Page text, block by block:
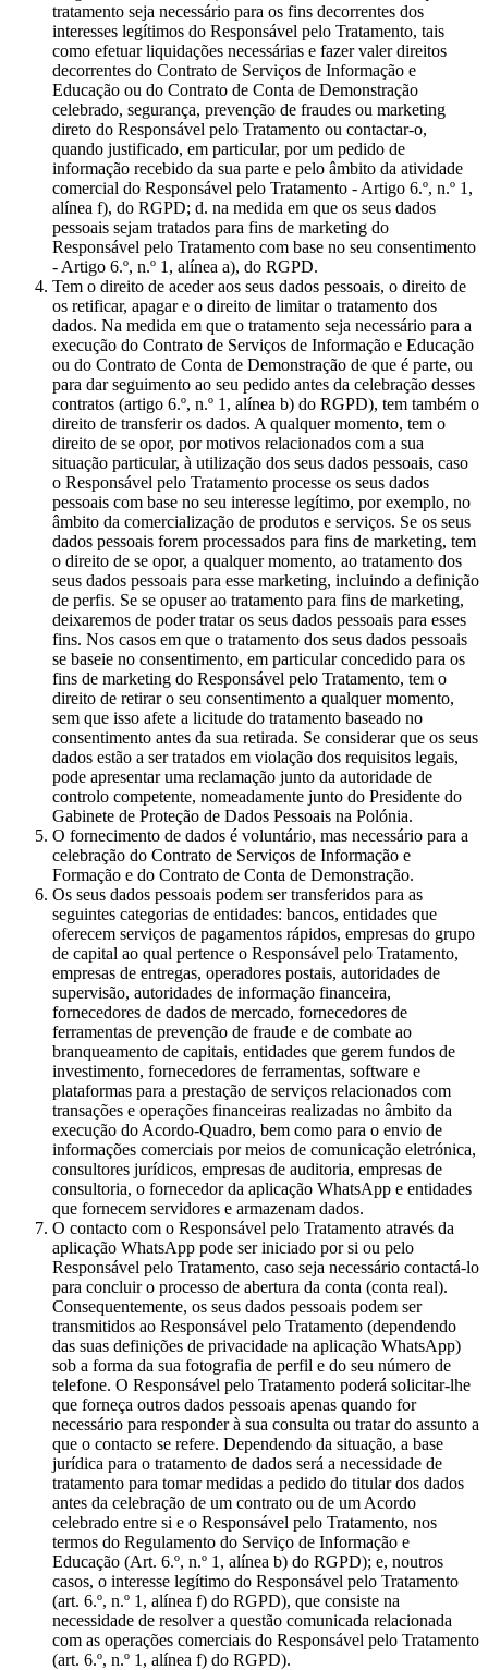
tratamento seja necessário para os fins decorrentes dos
interesses legítimos do Responsável pelo Tratamento, tais
como efetuar liquidações necessárias e fazer valer direitos
decorrentes do Contrato de Serviços de Informação e
Educação ou do Contrato de Conta de Demonstração
celebrado, segurança, prevenção de fraudes ou marketing
direto do Responsável pelo Tratamento ou contactar-o,
quando justificado, em particular, por um pedido de
informação recebido da sua parte e pelo âmbito da atividade
comercial do Responsável pelo Tratamento - Artigo 6.º, n.º 1,
alínea f), do RGPD; d. na medida em que os seus dados
pessoais sejam tratados para fins de marketing do
Responsável pelo Tratamento com base no seu consentimento
- Artigo 6.º, n.º 1, alínea a), do RGPD.
Tem o direito de aceder aos seus dados pessoais, o direito de
os retificar, apagar e o direito de limitar o tratamento dos
dados. Na medida em que o tratamento seja necessário para a
execução do Contrato de Serviços de Informação e Educação
ou do Contrato de Conta de Demonstração de que é parte, ou
para dar seguimento ao seu pedido antes da celebração desses
contratos (artigo 6.º, n.º 1, alínea b) do RGPD), tem também o
direito de transferir os dados. A qualquer momento, tem o
direito de se opor, por motivos relacionados com a sua
situação particular, à utilização dos seus dados pessoais, caso
o Responsável pelo Tratamento processe os seus dados
pessoais com base no seu interesse legítimo, por exemplo, no
âmbito da comercialização de produtos e serviços. Se os seus
dados pessoais forem processados para fins de marketing, tem
o direito de se opor, a qualquer momento, ao tratamento dos
seus dados pessoais para esse marketing, incluindo a definição
de perfis. Se se opuser ao tratamento para fins de marketing,
deixaremos de poder tratar os seus dados pessoais para esses
fins. Nos casos em que o tratamento dos seus dados pessoais
se baseie no consentimento, em particular concedido para os
fins de marketing do Responsável pelo Tratamento, tem o
direito de retirar o seu consentimento a qualquer momento,
sem que isso afete a licitude do tratamento baseado no
consentimento antes da sua retirada. Se considerar que os seus
dados estão a ser tratados em violação dos requisitos legais,
pode apresentar uma reclamação junto da autoridade de
controlo competente, nomeadamente junto do Presidente do
Gabinete de Proteção de Dados Pessoais na Polónia.
O fornecimento de dados é voluntário, mas necessário para a
celebração do Contrato de Serviços de Informação e
Formação e do Contrato de Conta de Demonstração.
Os seus dados pessoais podem ser transferidos para as
seguintes categorias de entidades: bancos, entidades que
oferecem serviços de pagamentos rápidos, empresas do grupo
de capital ao qual pertence o Responsável pelo Tratamento,
empresas de entregas, operadores postais, autoridades de
supervisão, autoridades de informação financeira,
fornecedores de dados de mercado, fornecedores de
ferramentas de prevenção de fraude e de combate ao
branqueamento de capitais, entidades que gerem fundos de
investimento, fornecedores de ferramentas, software e
plataformas para a prestação de serviços relacionados com
transações e operações financeiras realizadas no âmbito da
execução do Acordo-Quadro, bem como para o envio de
informações comerciais por meios de comunicação eletrónica,
consultores jurídicos, empresas de auditoria, empresas de
consultoria, o fornecedor da aplicação WhatsApp e entidades
que fornecem servidores e armazenam dados.
O contacto com o Responsável pelo Tratamento através da
aplicação WhatsApp pode ser iniciado por si ou pelo
Responsável pelo Tratamento, caso seja necessário contactá-lo
para concluir o processo de abertura da conta (conta real).
Consequentemente, os seus dados pessoais podem ser
transmitidos ao Responsável pelo Tratamento (dependendo
das suas definições de privacidade na aplicação WhatsApp)
sob a forma da sua fotografia de perfil e do seu número de
telefone. O Responsável pelo Tratamento poderá solicitar-lhe
que forneça outros dados pessoais apenas quando for
necessário para responder à sua consulta ou tratar do assunto a
que o contacto se refere. Dependendo da situação, a base
jurídica para o tratamento de dados será a necessidade de
tratamento para tomar medidas a pedido do titular dos dados
antes da celebração de um contrato ou de um Acordo
celebrado entre si e o Responsável pelo Tratamento, nos
termos do Regulamento do Serviço de Informação e
Educação (Art. 6.º, n.º 1, alínea b) do RGPD); e, noutros
casos, o interesse legítimo do Responsável pelo Tratamento
(art. 6.º, n.º 1, alínea f) do RGPD), que consiste na
necessidade de resolver a questão comunicada relacionada
com as operações comerciais do Responsável pelo Tratamento
(art. 6.º, n.º 1, alínea f) do RGPD).